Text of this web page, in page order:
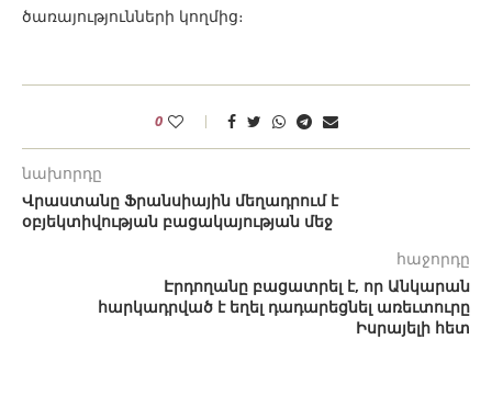
ծառայությունների կողմից։
0
նախորդը
Վրաստանը Ֆրանսիային մեղադրում է
օբյեկտիվության բացակայության մեջ
հաջորդը
Էրդողանը բացատրել է, որ Անկարան
հարկադրված է եղել դադարեցնել առեւտուրը
Իսրայելի հետ